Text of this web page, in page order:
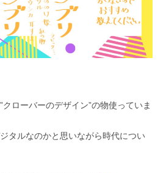
ローバーのデザイン”の物使っていま
タルなのかと思いながら時代につい